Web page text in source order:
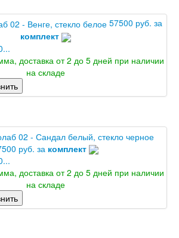
ГЛ
Про
София
Дебют
Нео
Симпл
Серия Синди
Скай
Стефани
57500 руб. за
комплект
доставка от 2 до 5 дней при наличии
на складе
руб. за комплект
доставка от 2 до 5 дней при наличии
на складе